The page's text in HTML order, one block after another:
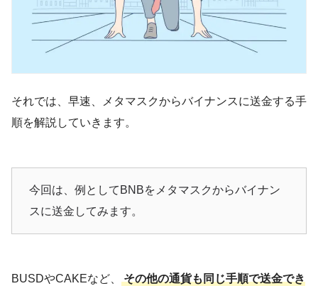
それでは、早速、メタマスクからバイナンスに送金する手
順を解説していきます。
今回は、例としてBNBをメタマスクからバイナン
スに送金してみます。
BUSDやCAKEなど、
その他の通貨も同じ手順で送金でき